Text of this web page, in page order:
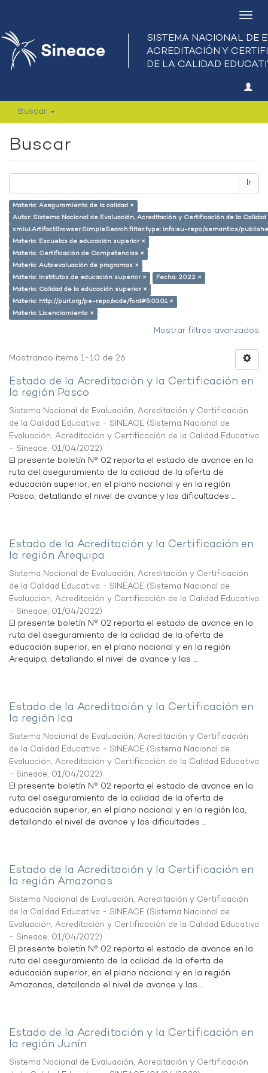
Buscar
Buscar
Ir
Materia: Aseguramiento de la calidad ×
Autor: Sistema Nacional de Evaluación, Acreditación y Certificación de la
xmlui.ArtifactBrowser.SimpleSearch.filter.type: info:eu-repo/semantics/
Materia: Escuelas de educación superior ×
Materia: Certificación de Competencias ×
Materia: Autoevaluación de programas ×
Materia: Institutos de educación superior ×
Fecha: 2022 ×
Materia: Calidad de la educación superior ×
Materia: http://purl.org/pe-repo/ocde/ford#5.03.01 ×
Materia: Licenciamiento ×
Mostrar filtros avanzados
Mostrando ítems 1-10 de 26
Estado de la Acreditación y la Certificación en
la región Pasco
Sistema Nacional de Evaluación, Acreditación y Certificación
de la Calidad Educativa - SINEACE (Sistema Nacional de
Evaluación, Acreditación y Certificación de la Calidad Educativa
- Sineace, 01/04/2022)
El presente boletín N° 02 reporta el estado de avance en la
ruta del aseguramiento de la calidad de la oferta de
educación superior, en el plano nacional y en la región
Pasco, detallando el nivel de avance y las dificultades ...
Estado de la Acreditación y la Certificación en
la región Arequipa
Sistema Nacional de Evaluación, Acreditación y Certificación
de la Calidad Educativa - SINEACE (Sistema Nacional de
Evaluación, Acreditación y Certificación de la Calidad Educativa
- Sineace, 01/04/2022)
El presente boletín N° 02 reporta el estado de avance en la
ruta del aseguramiento de la calidad de la oferta de
educación superior, en el plano nacional y en la región
Arequipa, detallando el nivel de avance y las ...
Estado de la Acreditación y la Certificación en
la región Ica
Sistema Nacional de Evaluación, Acreditación y Certificación
de la Calidad Educativa - SINEACE (Sistema Nacional de
Evaluación, Acreditación y Certificación de la Calidad Educativa
- Sineace, 01/04/2022)
El presente boletín N° 02 reporta el estado de avance en la
ruta del aseguramiento de la calidad de la oferta de
educación superior, en el plano nacional y en la región Ica,
detallando el nivel de avance y las dificultades ...
Estado de la Acreditación y la Certificación en
la región Amazonas
Sistema Nacional de Evaluación, Acreditación y Certificación
de la Calidad Educativa - SINEACE (Sistema Nacional de
Evaluación, Acreditación y Certificación de la Calidad Educativa
- Sineace, 01/04/2022)
El presente boletín N° 02 reporta el estado de avance en la
ruta del aseguramiento de la calidad de la oferta de
educación superior, en el plano nacional y en la región
Amazonas, detallando el nivel de avance y las ...
Estado de la Acreditación y la Certificación en
la región Junín
Sistema Nacional de Evaluación, Acreditación y Certificación